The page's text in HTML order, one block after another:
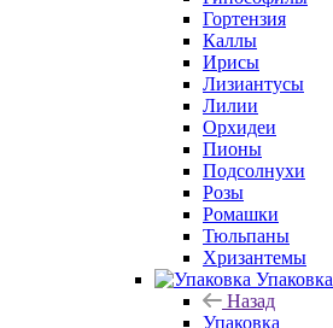
Гортензия
Каллы
Ирисы
Лизиантусы
Лилии
Орхидеи
Пионы
Подсолнухи
Розы
Ромашки
Тюльпаны
Хризантемы
Упаковка
Назад
Упаковка